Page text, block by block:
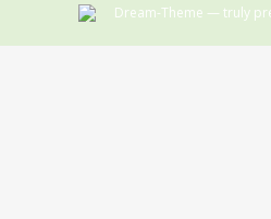
Dream-Theme — truly